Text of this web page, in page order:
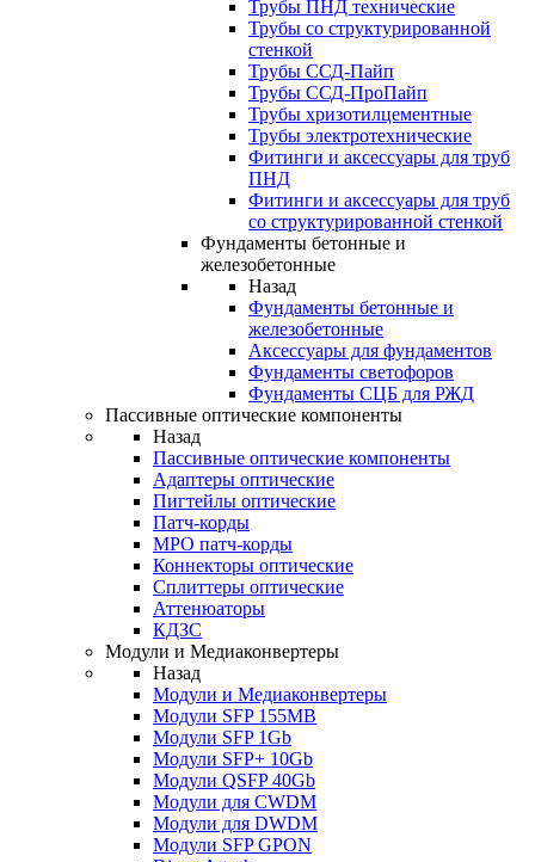
Трубы ПНД технические
Трубы со структурированной
стенкой
Трубы ССД-Пайп
Трубы ССД-ПроПайп
Трубы хризотилцементные
Трубы электротехнические
Фитинги и аксессуары для труб
ПНД
Фитинги и аксессуары для труб
со структурированной стенкой
Фундаменты бетонные и
железобетонные
Назад
Фундаменты бетонные и
железобетонные
Аксессуары для фундаментов
Фундаменты светофоров
Фундаменты СЦБ для РЖД
Пассивные оптические компоненты
Назад
Пассивные оптические компоненты
Адаптеры оптические
Пигтейлы оптические
Патч-корды
MPO патч-корды
Коннекторы оптические
Сплиттеры оптические
Аттенюаторы
КДЗС
Модули и Медиаконвертеры
Назад
Модули и Медиаконвертеры
Модули SFP 155MB
Модули SFP 1Gb
Модули SFP+ 10Gb
Модули QSFP 40Gb
Модули для CWDM
Модули для DWDM
Модули SFP GPON